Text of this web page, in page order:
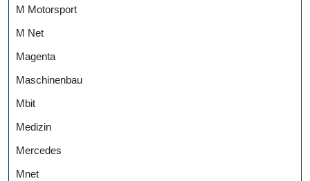
M Motorsport
M Net
Magenta
Maschinenbau
Mbit
Medizin
Mercedes
Mnet